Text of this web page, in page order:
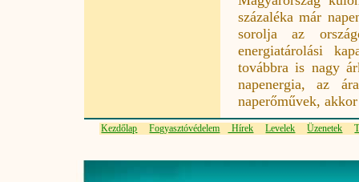
százaléka már
sorolja az
energiatárolási
továbbra is nagy
napenergia, az
naperőművek,
Kezdőlap Fogyasztóvédelem Hírek Levelek Üzenetek